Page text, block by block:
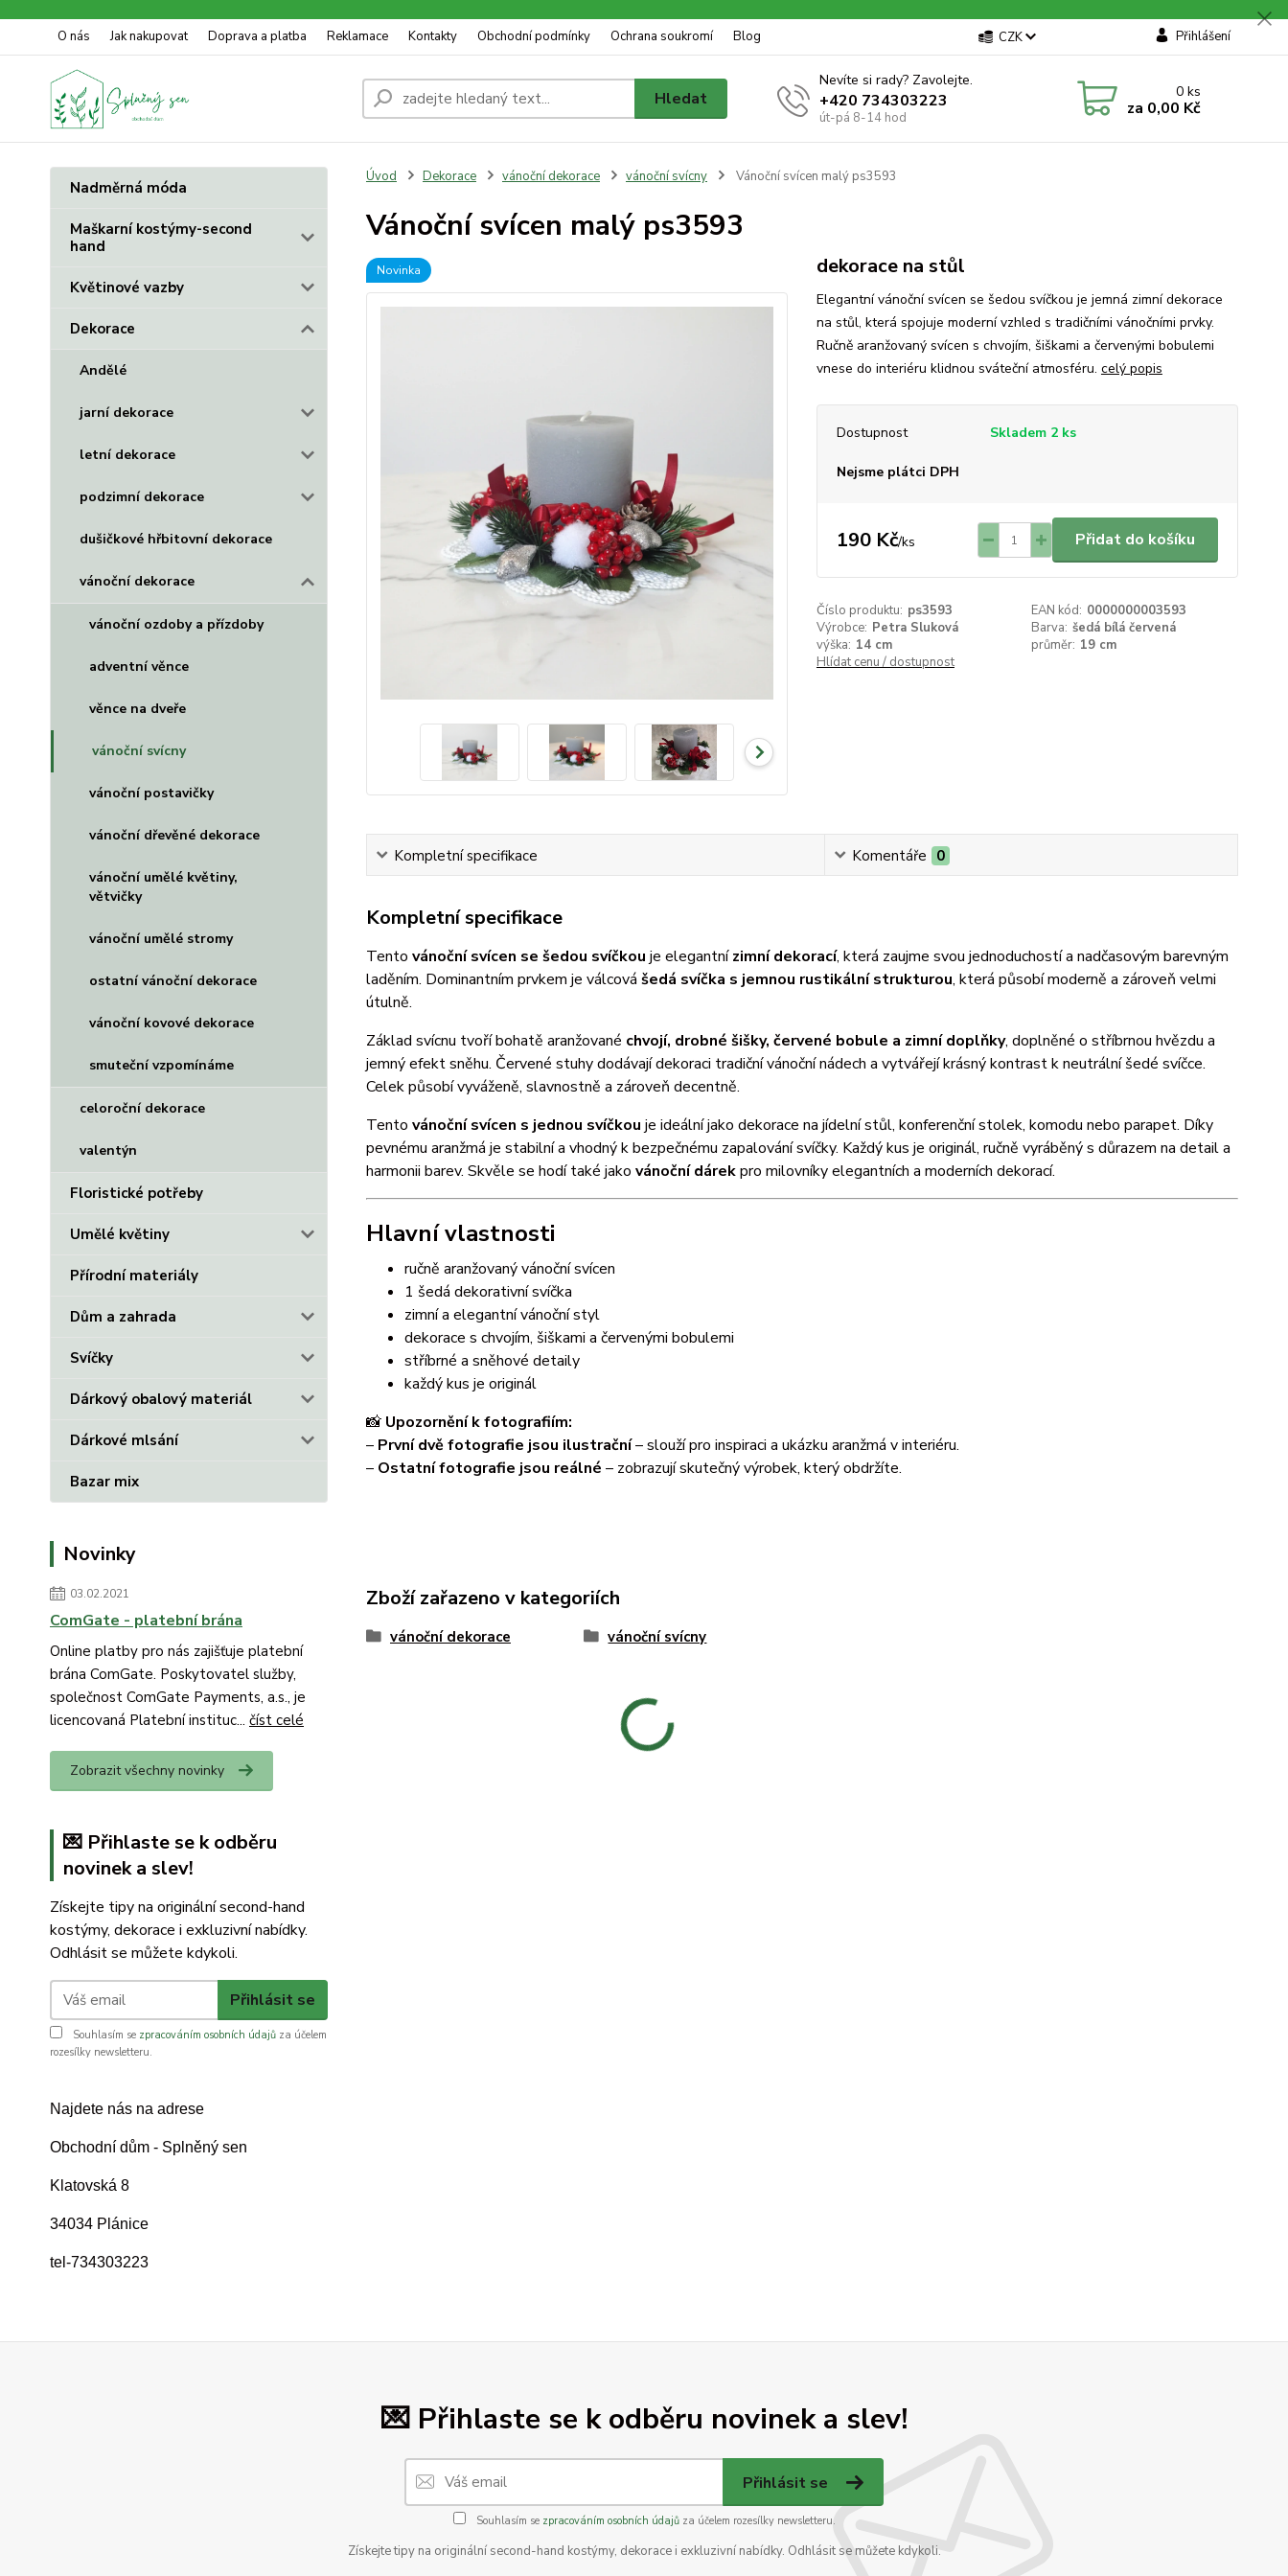
O nás Jak nakupovat Doprava a platba Reklamace Kontakty Obchodní podmínky Ochrana soukromí Blog CZK Přihlášení
Hledat
Nevíte si rady? Zavolejte.
+420 734303223
út-pá 8-14 hod
0ks
za 0,00 Kč
Nadměrná móda
Maškarní kostýmy-second
hand
Květinové vazby
Dekorace
Andělé
jarní dekorace
letní dekorace
podzimní dekorace
dušičkové hřbitovní dekorace
vánoční dekorace
vánoční ozdoby a přízdoby
adventní věnce
věnce na dveře
vánoční svícny
vánoční postavičky
vánoční dřevěné dekorace
vánoční umělé květiny,
větvičky
vánoční umělé stromy
ostatní vánoční dekorace
vánoční kovové dekorace
smuteční vzpomínáme
celoroční dekorace
valentýn
Floristické potřeby
Umělé květiny
Přírodní materiály
Dům a zahrada
Svíčky
Dárkový obalový materiál
Dárkové mlsání
Bazar mix
Novinky
03.02.2021
ComGate - platební brána
Online platby pro nás zajišťuje platební
brána ComGate. Poskytovatel služby,
společnost ComGate Payments, a.s., je
licencovaná Platební instituc... číst celé
Zobrazit všechny novinky
💌 Přihlaste se k odběru
novinek a slev!
Získejte tipy na originální second-hand
kostýmy, dekorace i exkluzivní nabídky.
Odhlásit se můžete kdykoli.
Přihlásit se
Souhlasím se zpracováním osobních údajů za účelem
rozesílky newsletteru.
Najdete nás na adrese
Obchodní dům - Splněný sen
Klatovská 8
34034 Plánice
tel-734303223
Úvod Dekorace vánoční dekorace vánoční svícny Vánoční svícen malý ps3593
Vánoční svícen malý ps3593
Novinka dekorace na stůl
Elegantní vánoční svícen se šedou svíčkou je jemná zimní dekorace
na stůl, která spojuje moderní vzhled s tradičními vánočními prvky.
Ručně aranžovaný svícen s chvojím, šiškami a červenými bobulemi
vnese do interiéru klidnou sváteční atmosféru. celý popis
Dostupnost Skladem 2 ks
Nejsme plátci DPH
190 Kč/ks Přidat do košíku
Číslo produktu: ps3593 EAN kód: 0000000003593
Výrobce: Petra Sluková Barva: šedá bílá červená
výška: 14 cm průměr: 19 cm
Hlídat cenu / dostupnost
Kompletní specifikace Komentáře 0
Kompletní specifikace
Tento vánoční svícen se šedou svíčkou je elegantnízimní dekorací, která zaujme svou jednoduchostí a nadčasovým barevným
laděním. Dominantním prvkem je válcová šedá svíčka s jemnou rustikální strukturou, která působí moderně a zároveň velmi
útulně.
Základ svícnu tvoří bohatě aranžované chvojí, drobné šišky, červené bobule a zimní doplňky, doplněné o stříbrnou hvězdu a
jemný efekt sněhu. Červené stuhy dodávají dekoraci tradiční vánoční nádech a vytvářejí krásný kontrast k neutrální šedé svíčce.
Celek působí vyváženě, slavnostně a zároveň decentně.
Tento vánoční svícen s jednou svíčkou je ideální jako dekorace na jídelní stůl, konferenční stolek, komodu nebo parapet. Díky
pevnému aranžmá je stabilní a vhodný k bezpečnému zapalování svíčky. Každý kus je originál, ručně vyráběný s důrazem na detail a
harmonii barev. Skvěle se hodí také jako vánoční dárekpro milovníky elegantních a moderních dekorací.
Hlavní vlastnosti
ručně aranžovaný vánoční svícen
1 šedá dekorativní svíčka
zimní a elegantní vánoční styl
dekorace s chvojím, šiškami a červenými bobulemi
stříbrné a sněhové detaily
každý kus je originál
📸 Upozornění k fotografiím:
– První dvě fotografie jsou ilustrační– slouží pro inspiraci a ukázku aranžmá v interiéru.
– Ostatní fotografie jsou reálné – zobrazují skutečný výrobek, který obdržíte.
Zboží zařazeno v kategoriích
vánoční dekorace vánoční svícny
💌 Přihlaste se k odběru novinek a slev!
Přihlásit se
Souhlasím se zpracováním osobních údajůza účelem rozesílky newsletteru.
Získejte tipy na originální second-hand kostýmy, dekorace i exkluzivní nabídky. Odhlásit se můžete kdykoli.